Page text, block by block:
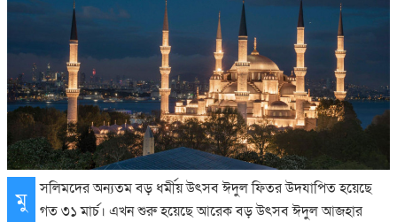
মু
সলিমদের অন্যতম বড় ধর্মীয় উৎসব ঈদুল ফিতর উদযাপিত হয়েছে
গত ৩১ মার্চ। এখন শুরু হয়েছে আরেক বড় উৎসব ঈদুল আজহার